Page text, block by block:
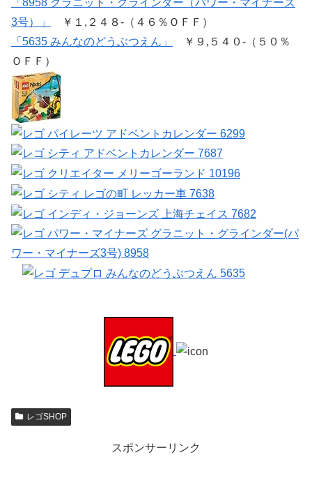
「8958 グラニット・グラインダー（パワー・マイナーズ
3号）」
￥１,２４８-（４６％ＯＦＦ）
「5635 みんなのどうぶつえん」
￥９,５４０-（５０％
ＯＦＦ）
レゴSHOP
スポンサーリンク